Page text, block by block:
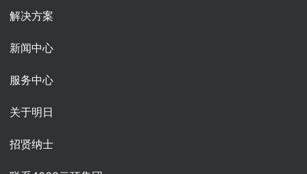
解决方案
新闻中心
服务中心
关于明日
招贤纳士